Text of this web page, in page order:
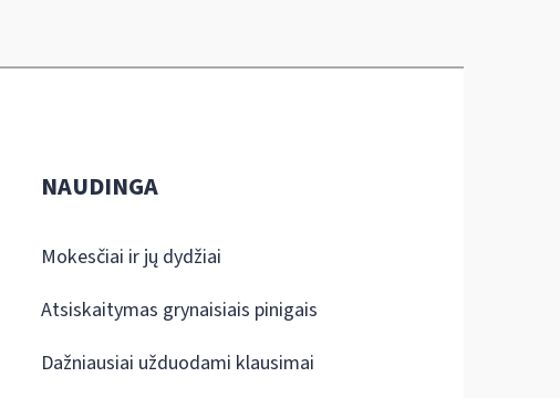
NAUDINGA
Mokesčiai ir jų dydžiai
Atsiskaitymas grynaisiais pinigais
Dažniausiai užduodami klausimai